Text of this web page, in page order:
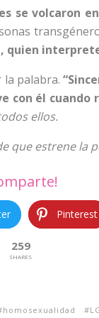
se volcaron
quien
la palabra.
con él cuando
ellos.
que estrene la
Pinterest
259
SHARES
homosexualidad